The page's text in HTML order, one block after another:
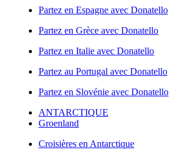
Partez en Espagne avec Donatello
Partez en Grèce avec Donatello
Partez en Italie avec Donatello
Partez au Portugal avec Donatello
Partez en Slovénie avec Donatello
ANTARCTIQUE
Groenland
Croisières en Antarctique